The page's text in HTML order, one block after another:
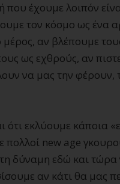
που έχουμε λοιπόν
τον κόσμο ως ένα
μέρος, αν βλέπουμε
ως εχθρούς, αν
να μας την φέρουν,
ότι εκλύουμε κάποια
πολλοί new age
δύναμη εδώ και τώρα
αν κάτι θα μας